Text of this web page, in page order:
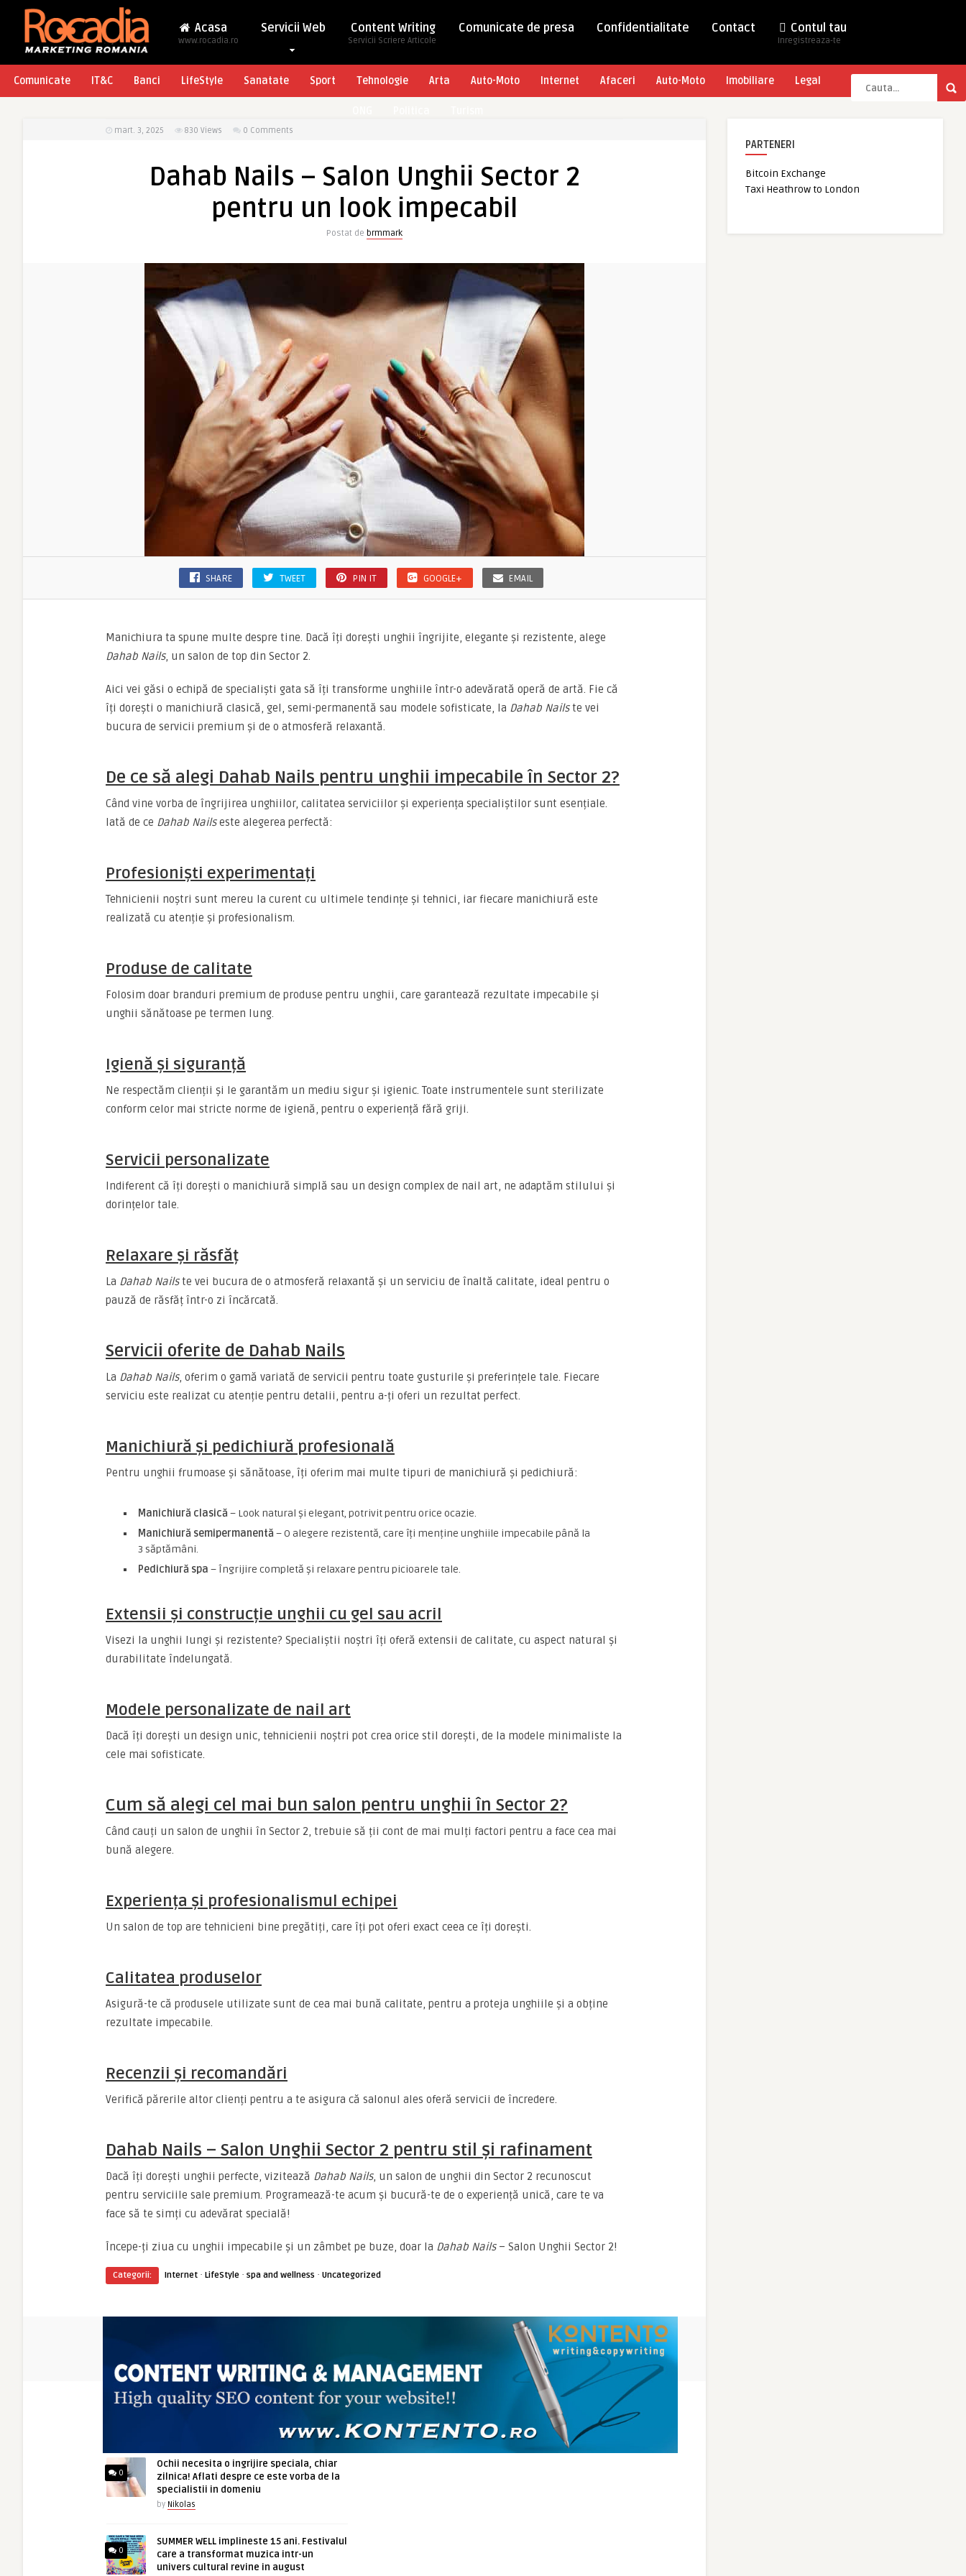
Acasa
www.rocadia.ro
Servicii Web Content Writing
Servicii Scriere Articole
Comunicate de presa Confidentialitate Contact Contul tau
Inregistreaza-te
Comunicate IT&C Banci LifeStyle Sanatate Sport Tehnologie Arta Auto-Moto Internet Afaceri Auto-Moto Imobiliare Legal
mart. 3, 2025 830 Views 0 Comments
Dahab Nails – Salon Unghii Sector 2
pentru un look impecabil
Postat de brmmark
SHARE TWEET PIN IT GOOGLE+ EMAIL
Manichiura ta spune multe despre tine. Dacă îți dorești unghii îngrijite, elegante și rezistente, alege
Dahab Nails, un salon de top din Sector 2.
Aici vei găsi o echipă de specialiști gata să îți transforme unghiile într-o adevărată operă de artă. Fie că
îți dorești o manichiură clasică, gel, semi-permanentă sau modele sofisticate, la Dahab Nailste vei
bucura de servicii premium și de o atmosferă relaxantă.
De ce să alegi Dahab Nails pentru unghii impecabile în Sector 2?
Când vine vorba de îngrijirea unghiilor, calitatea serviciilor și experiența specialiștilor sunt esențiale.
Iată de ce Dahab Nailseste alegerea perfectă:
Profesioniști experimentați
Tehnicienii noștri sunt mereu la curent cu ultimele tendințe și tehnici, iar fiecare manichiură este
realizată cu atenție și profesionalism.
Produse de calitate
Folosim doar branduri premium de produse pentru unghii, care garantează rezultate impecabile și
unghii sănătoase pe termen lung.
Igienă și siguranță
Ne respectăm clienții și le garantăm un mediu sigur și igienic. Toate instrumentele sunt sterilizate
conform celor mai stricte norme de igienă, pentru o experiență fără griji.
Servicii personalizate
Indiferent că îți dorești o manichiură simplă sau un design complex de nail art, ne adaptăm stilului și
dorințelor tale.
Relaxare și răsfăț
La Dahab Nailste vei bucura de o atmosferă relaxantă și un serviciu de înaltă calitate, ideal pentru o
pauză de răsfăț într-o zi încărcată.
Servicii oferite de Dahab Nails
La Dahab Nails, oferim o gamă variată de servicii pentru toate gusturile și preferințele tale. Fiecare
serviciu este realizat cu atenție pentru detalii, pentru a-ți oferi un rezultat perfect.
Manichiură și pedichiură profesională
Pentru unghii frumoase și sănătoase, îți oferim mai multe tipuri de manichiură și pedichiură:
Manichiură clasică – Look natural și elegant, potrivit pentru orice ocazie.
Manichiură semipermanentă – O alegere rezistentă, care îți menține unghiile impecabile până la
3 săptămâni.
Pedichiură spa – Îngrijire completă și relaxare pentru picioarele tale.
Extensii și construcție unghii cu gel sau acril
Visezi la unghii lungi și rezistente? Specialiștii noștri îți oferă extensii de calitate, cu aspect natural și
durabilitate îndelungată.
Modele personalizate de nail art
Dacă îți dorești un design unic, tehnicienii noștri pot crea orice stil dorești, de la modele minimaliste la
cele mai sofisticate.
Cum să alegi cel mai bun salon pentru unghii în Sector 2?
Când cauți un salon de unghii în Sector 2, trebuie să ții cont de mai mulți factori pentru a face cea mai
bună alegere.
Experiența și profesionalismul echipei
Un salon de top are tehnicieni bine pregătiți, care îți pot oferi exact ceea ce îți dorești.
Calitatea produselor
Asigură-te că produsele utilizate sunt de cea mai bună calitate, pentru a proteja unghiile și a obține
rezultate impecabile.
Recenzii și recomandări
Verifică părerile altor clienți pentru a te asigura că salonul ales oferă servicii de încredere.
Dahab Nails – Salon Unghii Sector 2 pentru stil și rafinament
Dacă îți dorești unghii perfecte, vizitează Dahab Nails, un salon de unghii din Sector 2 recunoscut
pentru serviciile sale premium. Programează-te acum și bucură-te de o experiență unică, care te va
face să te simți cu adevărat specială!
Începe-ți ziua cu unghii impecabile și un zâmbet pe buze, doar la Dahab Nails– Salon Unghii Sector 2!
Categorii: Internet · LifeStyle · spa and wellness · Uncategorized
0
Ochii necesita o ingrijire speciala, chiar
zilnica! Aflati despre ce este vorba de la
specialistii in domeniu
by Nikolas
0
SUMMER WELL implineste 15 ani. Festivalul
care a transformat muzica intr-un
univers cultural revine in august
ARTICOLE ASEMANATOARE
PARTENERI
Bitcoin Exchange
Taxi Heathrow to London